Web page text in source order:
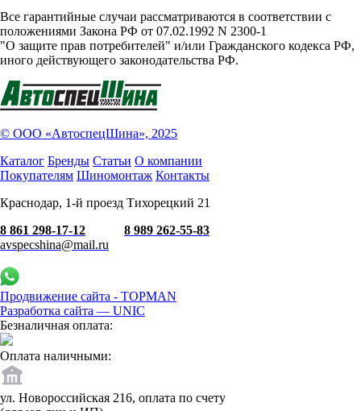
Все гарантийные случаи рассматриваются в соответствии с
положениями Закона РФ от 07.02.1992 N 2300-1
"О защите прав потребителей" и/или Гражданского кодекса РФ,
иного действующего законодательства РФ.
© ООО «АвтоспецШина», 2025
Каталог Бренды Статьи О компании
Покупателям Шиномонтаж Контакты
Краснодар, 1-й проезд Тихорецкий 21
8 861 298-17-12
8 989 262-55-83
avspecshina@mail.ru
Продвижение сайта - TOPMAN
Разработка сайта — UNIC
Безналичная оплата:
Оплата наличными:
ул. Новороссийская 216, оплата по счету